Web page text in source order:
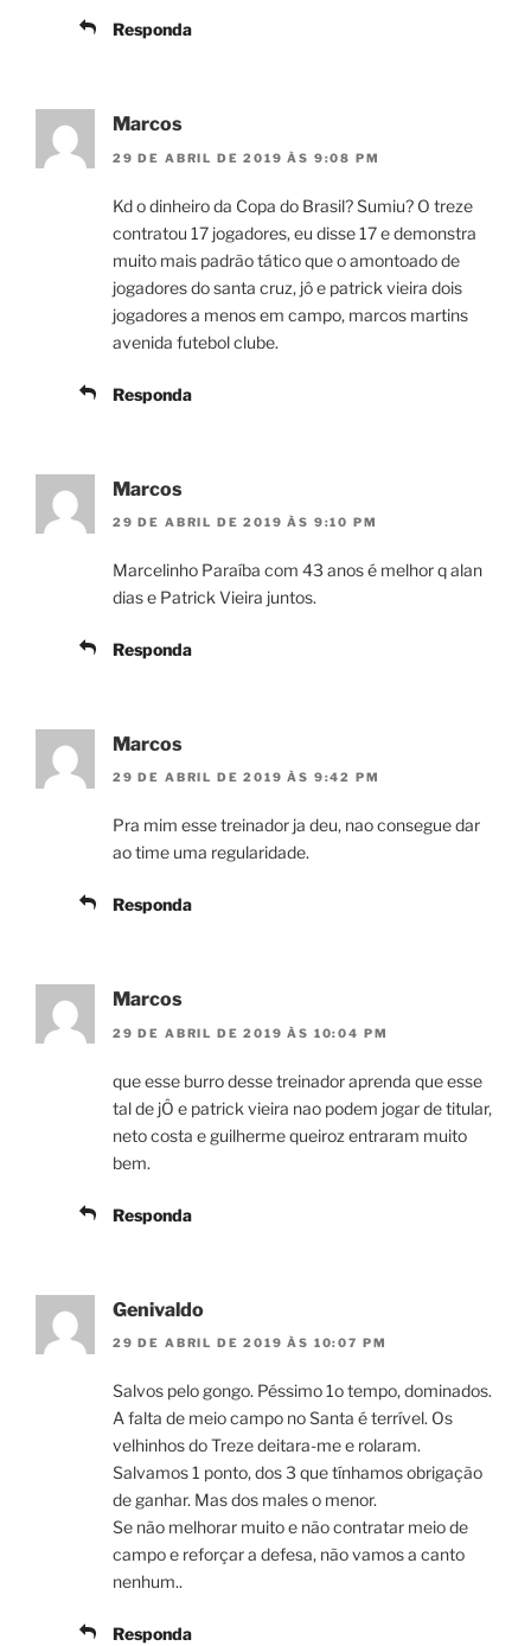
Responda
Marcos
29 DE ABRIL DE 2019 ÀS 9:08 PM
Kd o dinheiro da Copa do Brasil? Sumiu? O treze
contratou 17 jogadores, eu disse 17 e demonstra
muito mais padrão tático que o amontoado de
jogadores do santa cruz, jô e patrick vieira dois
jogadores a menos em campo, marcos martins
avenida futebol clube.
Responda
Marcos
29 DE ABRIL DE 2019 ÀS 9:10 PM
Marcelinho Paraíba com 43 anos é melhor q alan
dias e Patrick Vieira juntos.
Responda
Marcos
29 DE ABRIL DE 2019 ÀS 9:42 PM
Pra mim esse treinador ja deu, nao consegue dar
ao time uma regularidade.
Responda
Marcos
29 DE ABRIL DE 2019 ÀS 10:04 PM
que esse burro desse treinador aprenda que esse
tal de jÔ e patrick vieira nao podem jogar de titular,
neto costa e guilherme queiroz entraram muito
bem.
Responda
Genivaldo
29 DE ABRIL DE 2019 ÀS 10:07 PM
Salvos pelo gongo. Péssimo 1o tempo, dominados.
A falta de meio campo no Santa é terrível. Os
velhinhos do Treze deitara-me e rolaram.
Salvamos 1 ponto, dos 3 que tínhamos obrigação
de ganhar. Mas dos males o menor.
Se não melhorar muito e não contratar meio de
campo e reforçar a defesa, não vamos a canto
nenhum..
Responda